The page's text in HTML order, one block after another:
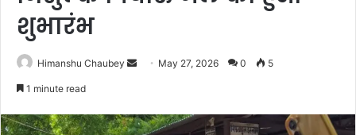
शुभारंभ
Himanshu Chaubey May 27, 2026 0 5
1 minute read